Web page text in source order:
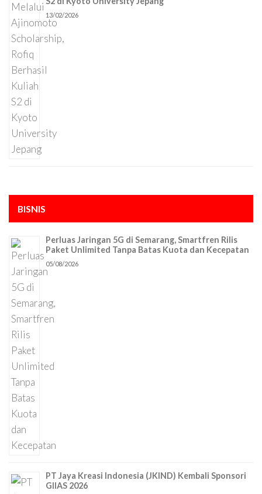
13/02/2026
BISNIS
Perluas Jaringan 5G di Semarang, Smartfren Rilis
Paket Unlimited Tanpa Batas Kuota dan Kecepatan
05/08/2026
PT Jaya Kreasi Indonesia (JKIND) Kembali Sponsori
GIIAS 2026